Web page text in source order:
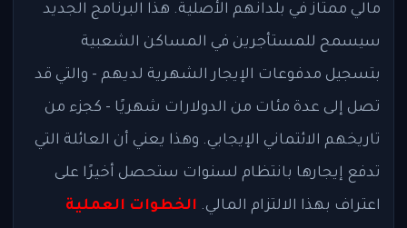
مالي ممتاز في بلدانهم الأصلية. هذا البرنامج الجديد
سيسمح للمستأجرين في المساكن الشعبية
بتسجيل مدفوعات الإيجار الشهرية لديهم - والتي قد
تصل إلى عدة مئات من الدولارات شهريًا - كجزء من
تاريخهم الائتماني الإيجابي. وهذا يعني أن العائلة التي
تدفع إيجارها بانتظام لسنوات ستحصل أخيرًا على
اعتراف بهذا الالتزام المالي. الخطوات العملية